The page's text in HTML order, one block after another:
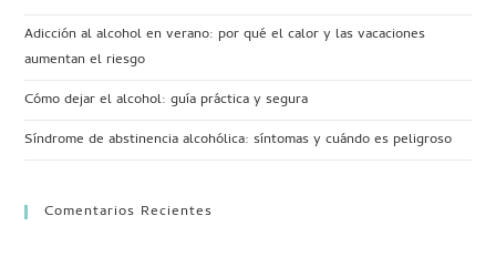
Adicción al alcohol en verano: por qué el calor y las vacaciones
aumentan el riesgo
Cómo dejar el alcohol: guía práctica y segura
Síndrome de abstinencia alcohólica: síntomas y cuándo es peligroso
Comentarios Recientes